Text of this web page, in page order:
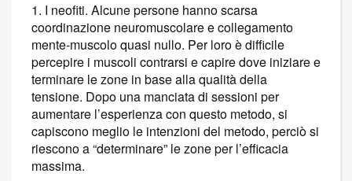
1. I neofiti. Alcune persone hanno scarsa
coordinazione neuromuscolare e collegamento
mente-muscolo quasi nullo. Per loro è difficile
percepire i muscoli contrarsi e capire dove iniziare e
terminare le zone in base alla qualità della
tensione. Dopo una manciata di sessioni per
aumentare l’esperienza con questo metodo, si
capiscono meglio le intenzioni del metodo, perciò si
riescono a “determinare” le zone per l’efficacia
massima.